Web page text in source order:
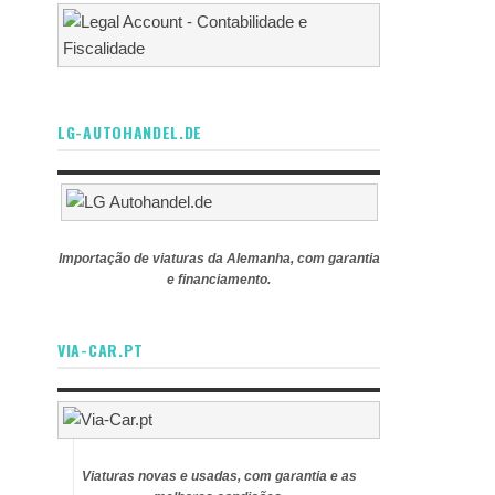
LG-AUTOHANDEL.DE
Importação de viaturas da Alemanha, com garantia
e financiamento.
VIA-CAR.PT
Viaturas novas e usadas, com garantia e as